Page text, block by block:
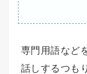
専門用語など
話しするつも